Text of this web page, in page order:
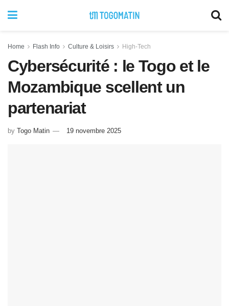
Home Flash Info Culture & Loisirs High-Tech
Cybersécurité : le Togo et le
Mozambique scellent un
partenariat
by Togo Matin 19 novembre 2025